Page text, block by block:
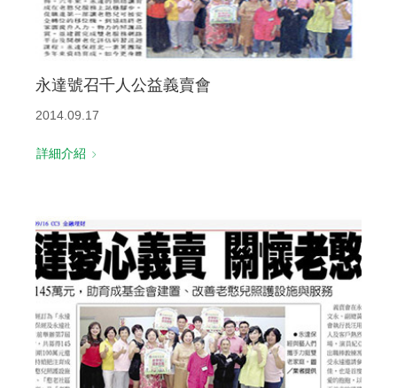
永達號召千人公益義賣會
2014.09.17
詳細介紹